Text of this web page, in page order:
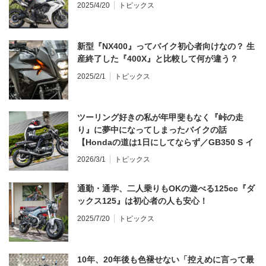
2025/4/20 トピックス
新型『NX400』ってバイク初心者向けなの？ 生
産終了した『400X』と比較して何が違う？
2025/2/1 トピックス
ツーリング好きの私が年甲斐もなく『峠の走
り』に夢中になってしまったバイクの話
【Hondaの道は1日にしてならず／GB350 S イ
ンプレ・レビュー 前編】
2026/3/1 トピックス
通勤・通学、二人乗りもOKの遊べる125cc『ダ
ックス125』は初心者の人も安心！
2025/7/20 トピックス
10年、20年後も色褪せない「控えめに言って最